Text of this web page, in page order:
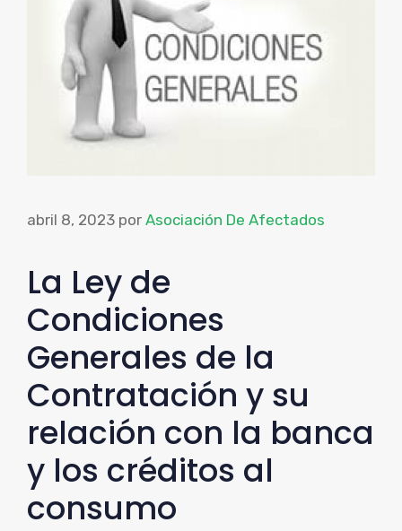
abril 8, 2023 por Asociación De Afectados
La Ley de
Condiciones
Generales de la
Contratación y su
relación con la banca
y los créditos al
consumo